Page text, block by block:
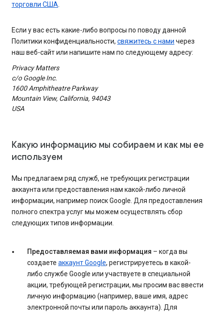
торговли США
Если у вас есть какие-либо вопросы по поводу данной
Политики конфиденциальности, свяжитесь с нами через
наш веб-сайт или напишите нам по следующему адресу:
Privacy Matters
c/o Google Inc.
1600 Amphitheatre Parkway
Mountain View, California, 94043
USA
Какую информацию мы собираем и как мы ее
используем
Мы предлагаем ряд служб, не требующих регистрации
аккаунта или предоставления нам какой-либо личной
информации, например поиск Google. Для предоставления
полного спектра услуг мы можем осуществлять сбор
следующих типов информации.
Предоставляемая вами информация – когда вы
создаете аккаунт Google, регистрируетесь в какой-
либо службе Google или участвуете в специальной
акции, требующей регистрации, мы просим вас ввести
личную информацию (например, ваше имя, адрес
электронной почты или пароль аккаунта). Для